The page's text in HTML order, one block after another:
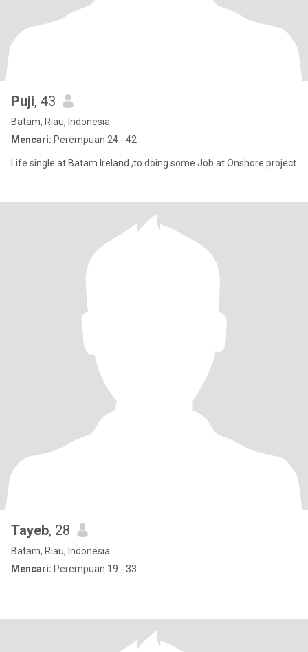
Puji, 43
Batam, Riau, Indonesia
Mencari: Perempuan 24 - 42
Life single at Batam Ireland ,to doing some Job at Onshore project
Tayeb, 28
Batam, Riau, Indonesia
Mencari: Perempuan 19 - 33